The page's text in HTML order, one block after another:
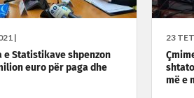
|
e Statistikave shpenzon
euro për paga dhe
23
më e